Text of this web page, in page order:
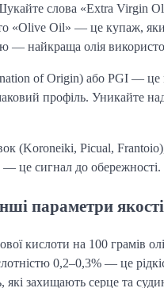
слова «Extra Virgin
«Olive Oil» — це купаж,
— найкраща олія
of Origin) або PGI — це
профіль. Уникайте
(Koroneiki, Picual,
— це сигнал до обережності.
параметри якості
кислоти на 100 грамів
0,2–0,3% — це
які захищають серце та